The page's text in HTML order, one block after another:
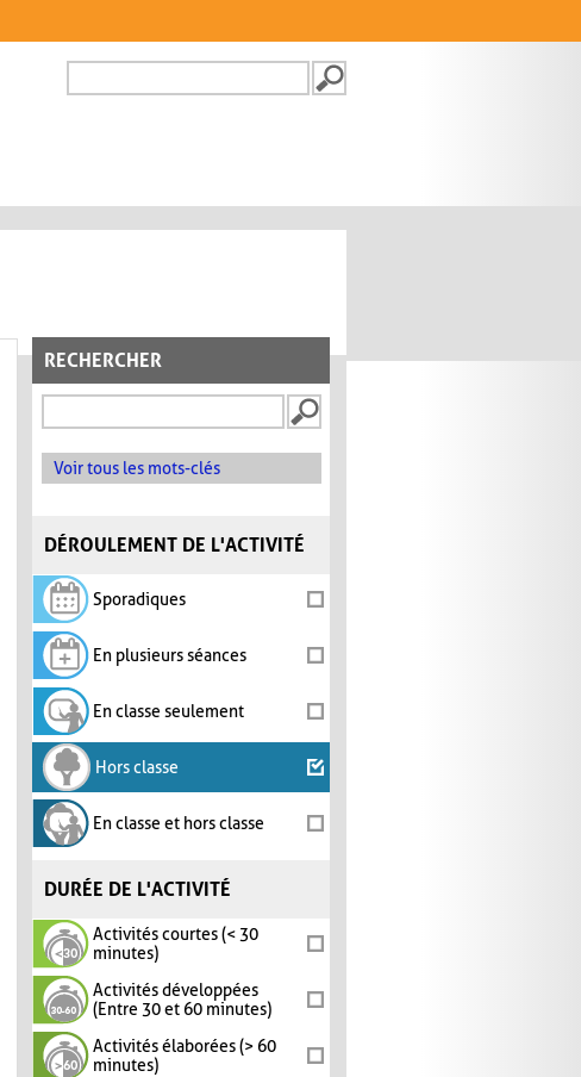
FORMULAIRE DE
RECHERCHER
Voir tous les mots-clés
DÉROULEMENT DE L'ACTIVITÉ
Sporadiques
En plusieurs séances
En classe seulement
Hors classe
En classe et hors classe
DURÉE DE L'ACTIVITÉ
Activités courtes (< 30
minutes)
Activités développées
(Entre 30 et 60 minutes)
Activités élaborées (> 60
minutes)